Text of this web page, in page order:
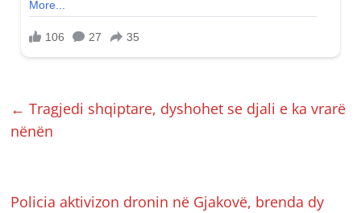
← Tragjedi shqiptare, dyshohet se djali e ka vrarë
nënën
Policia aktivizon dronin në Gjakovë, brenda dy